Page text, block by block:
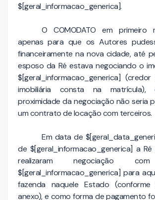
$[geral_informacao_generica].
O COMODATO em primeiro
apenas para que os Autores
financeiramente na nova cidade, até
esposo da Ré estava negociando o
$[geral_informacao_generica]
imobiliária consta na
proximidade da negociação não seria
um contrato de locação com terceiros.
Em data de
de $[geral_informacao_generica] a
realizaram negociação
$[geral_informacao_generica] para
fazenda naquele Estado
anexo), e como forma de pagamento